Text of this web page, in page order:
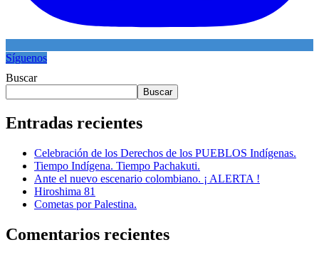
Síguenos
Buscar
Buscar
Entradas recientes
Celebración de los Derechos de los PUEBLOS Indígenas.
Tiempo Indígena. Tiempo Pachakuti.
Ante el nuevo escenario colombiano. ¡ ALERTA !
Hiroshima 81
Cometas por Palestina.
Comentarios recientes